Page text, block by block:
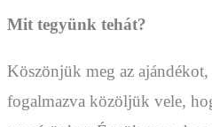
Mit tegyünk tehát?
Köszönjük meg az
fogalmazva közöljük vele,